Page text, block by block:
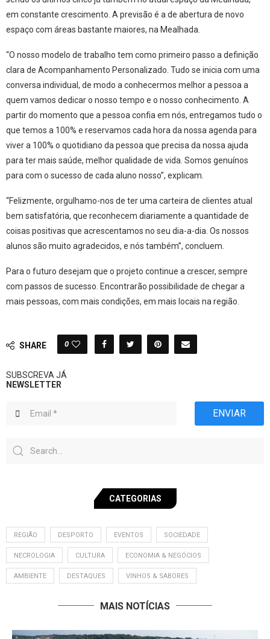
em constante crescimento. A previsão é a de abertura de novo
espaço com áreas bastante maiores, na Mealhada.
“O nosso modelo de trabalho tem como primeiro passo a definição
clara de Acompanhamento Personalizado. Tudo se inicia com uma
conversa individual, de modo a conhecermos melhor a pessoa a
quem vamos dedicar o nosso tempo e o nosso conhecimento. A
partir do momento que a pessoa confia em nós, entregamos tudo o
que temos a 100% e reservamos cada hora da nossa agenda para
viver a 100% o quotidiano da pessoa que precisa da nossa ajuda
para ter mais saúde, melhor qualidade de vida. Somos genuínos
para com o sucesso de cada aluno nosso”, explicam.
“Felizmente, orgulhamo-nos de ter uma carteira de clientes atual
bem satisfatória, que reconhecem diariamente a quantidade de
coisas positivas que acrescentamos no seu dia-a-dia. Os nossos
alunos são muito agradecidos, e nós também”, concluem.
Para o futuro desejam que o projeto continue a crescer, sempre
com passos de sucesso. Encontrarão possibilidade de chegar a
mais pessoas, com mais condições, em mais locais na região.
SHARE 0
SUBSCREVA JÁ
NEWSLETTER
ENVIAR
CATEGORIAS
REGIÃO DESPORTO EVENTOS SOCIEDADE
NECROLOGIA CULTURA ECONOMIA & NEGÓCIOS
AMBIENTE DESTAQUES VINHOS & SABORES
MAIS NOTÍCIAS